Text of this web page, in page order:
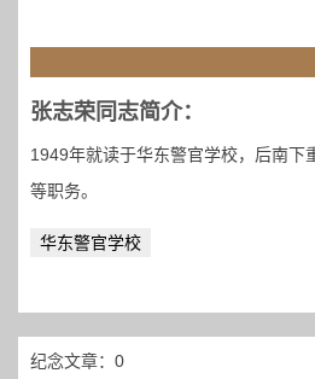
张志荣同志简介：
1949年就读于华东警官学校，后南下
等职务。
华东警官学校
纪念文章：0